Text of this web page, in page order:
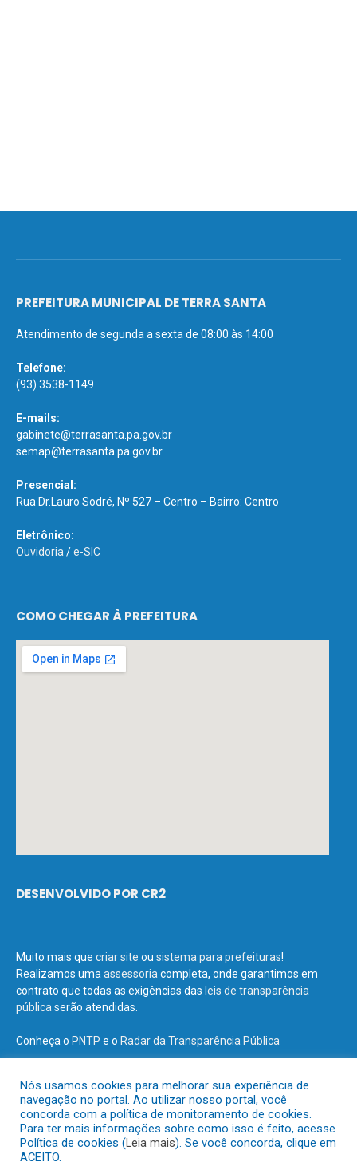
PREFEITURA MUNICIPAL DE TERRA SANTA
Atendimento de segunda a sexta de 08:00 às 14:00
Telefone:
(93) 3538-1149
E-mails:
gabinete@terrasanta.pa.gov.br
semap@terrasanta.pa.gov.br
Presencial:
Rua Dr.Lauro Sodré, Nº 527 – Centro – Bairro: Centro
Eletrônico:
Ouvidoria /e-SIC
COMO CHEGAR À PREFEITURA
DESENVOLVIDO POR CR2
Muito mais que criar site ou sistema para prefeituras!
Realizamos uma assessoria completa, onde garantimos em
contrato que todas as exigências das leis de transparência
pública serão atendidas.
Conheça o PNTP e o Radar da Transparência Pública
Todos os direitos reservados a Prefeitura Municipal de Terra Santa.
Nós usamos cookies para melhorar sua experiência de
navegação no portal. Ao utilizar nosso portal, você
concorda com a política de monitoramento de cookies.
Para ter mais informações sobre como isso é feito, acesse
Política de cookies (Leia mais). Se você concorda, clique em
ACEITO.